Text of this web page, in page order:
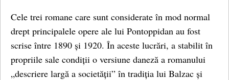
Cele trei romane care sunt considerate în mod normal
drept principalele opere ale lui Pontoppidan au fost
scrise între 1890 și 1920. În aceste lucrări, a stabilit în
propriile sale condiții o versiune daneză a romanului
„descriere largă a societății” în tradiția lui Balzac și